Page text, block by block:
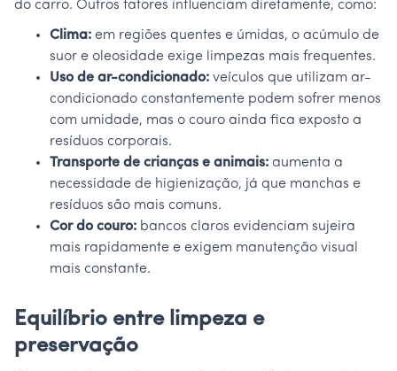
do carro. Outros fatores influenciam diretamente, como:
Clima: em regiões quentes e úmidas, o acúmulo de
suor e oleosidade exige limpezas mais frequentes.
Uso de ar-condicionado: veículos que utilizam ar-
condicionado constantemente podem sofrer menos
com umidade, mas o couro ainda fica exposto a
resíduos corporais.
Transporte de crianças e animais: aumenta a
necessidade de higienização, já que manchas e
resíduos são mais comuns.
Cor do couro: bancos claros evidenciam sujeira
mais rapidamente e exigem manutenção visual
mais constante.
Equilíbrio entre limpeza e
preservação